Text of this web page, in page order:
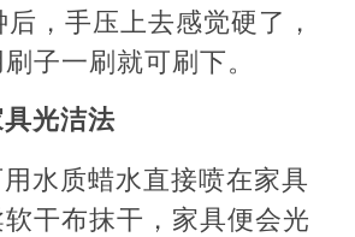
后，手压上去感觉硬了，
子一刷就可刷下。
光洁法
水质蜡水直接喷在家具
干布抹干，家具便会光